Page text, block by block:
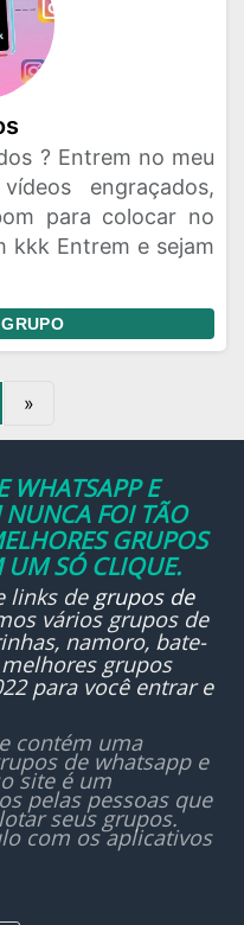
? Entrem no meu
engraçados,
para colocar no
kkk Entrem e sejam
»
WHATSAPP E
NUNCA FOI TÃO
GRUPOS
UM SÓ CLIQUE.
links de grupos de
vários grupos de
namoro, bate-
grupos
para você entrar e
contém uma
de whatsapp e
site é um
pelas pessoas que
seus grupos.
com os aplicativos